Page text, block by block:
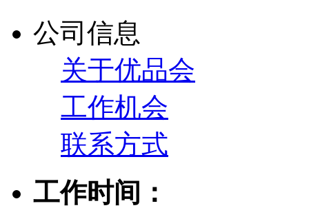
公司信息
关于优品会
工作机会
联系方式
工作时间：